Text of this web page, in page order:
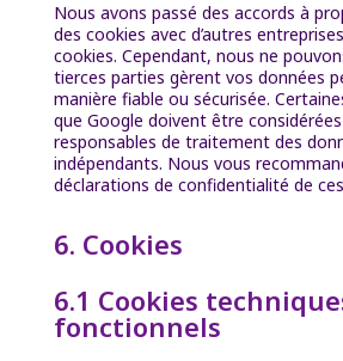
Nous avons passé des accords à
des cookies avec d’autres
cookies. Cependant, nous ne
tierces parties gèrent vos données
manière fiable ou sécurisée.
que Google doivent être
responsables de traitement des
indépendants. Nous vous
déclarations de confidentialité de
6. Cookies
6.1 Cookies
fonctionnels